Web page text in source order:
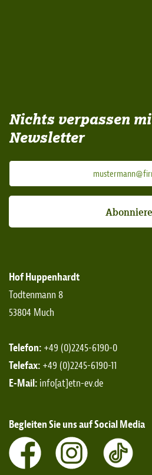
Nichts verpassen
Newsletter
Hof Huppenhardt
Todtenmann 8
53804 Much
Telefon: +49 (0)2245-6190-0
Telefax: +49 (0)2245-6190-11
E-Mail: info[at]etn-ev.de
Begleiten Sie uns auf Social Media